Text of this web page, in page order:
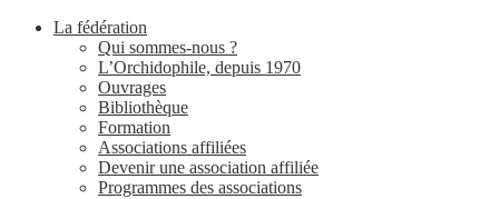
La fédération
Qui sommes-nous ?
L’Orchidophile, depuis 1970
Ouvrages
Bibliothèque
Formation
Associations affiliées
Devenir une association affiliée
Programmes des associations